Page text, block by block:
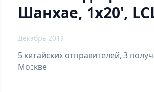
Шанхае, 1х20',
Декабрь 2019
5 китайских отправителей, 3
Москве